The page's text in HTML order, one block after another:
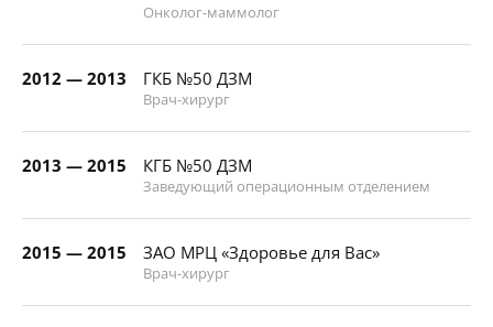
Онколог-маммолог
2012 — 2013 ГКБ №50 ДЗМ
Врач-хирург
2013 — 2015 КГБ №50 ДЗМ
Заведующий операционным отделением
2015 — 2015 ЗАО МРЦ «Здоровье для Вас»
Врач-хирург